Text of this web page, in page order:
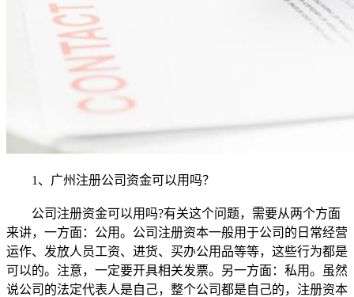
1、广州注册公司资金可以用吗？
公司注册资金可以用吗?有关这个问题，需要从两个方面
来讲，一方面：公用。公司注册资本一般用于公司的日常经营
运作、发放人员工资、进货、买办公用品等等，这些行为都是
可以的。注意，一定要开具相关发票。另一方面：私用。虽然
说公司的法定代表人是自己，整个公司都是自己的，注册资本